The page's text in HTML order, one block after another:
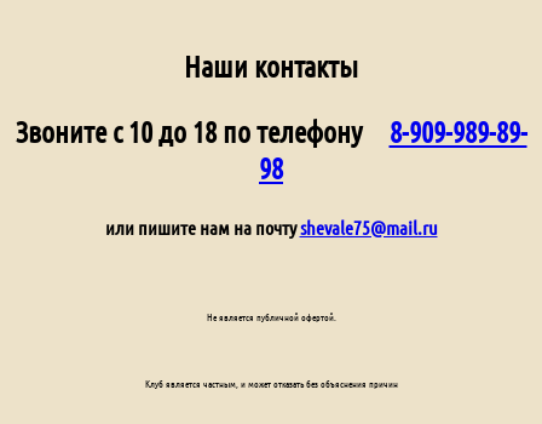
Наши контакты
Звоните с 10 до 18 по телефону
8-909-989-89-
98
или пишите нам на почтуshevale75@mail.ru